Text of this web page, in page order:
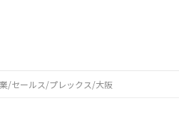
/セールス/プレックス/大阪